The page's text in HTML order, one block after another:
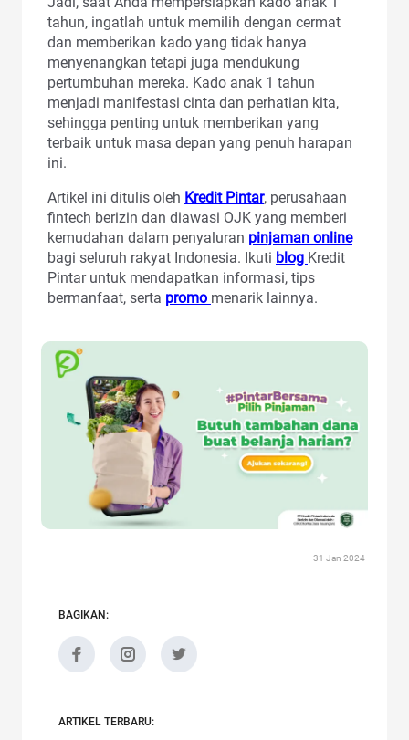
tahun, ingatlah untuk memilih dengan cermat
dan memberikan kado yang tidak hanya
menyenangkan tetapi juga mendukung
pertumbuhan mereka. Kado anak 1 tahun
menjadi manifestasi cinta dan perhatian kita,
sehingga penting untuk memberikan yang
terbaik untuk masa depan yang penuh harapan
ini.
Artikel ini ditulis oleh Kredit Pintar, perusahaan
fintech berizin dan diawasi OJK yang memberi
kemudahan dalam penyaluran pinjaman online
bagi seluruh rakyat Indonesia. Ikuti blog Kredit
Pintar untuk mendapatkan informasi, tips
bermanfaat, serta promo menarik lainnya.
31 Jan 2024
BAGIKAN:
ARTIKEL TERBARU: